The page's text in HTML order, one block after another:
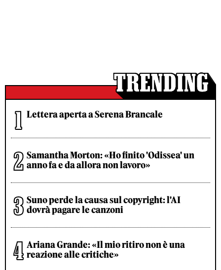
Lettera aperta a Serena Brancale
Samantha Morton: «Ho finito 'Odissea' un
anno fa e da allora non lavoro»
Suno perde la causa sul copyright: l'AI
dovrà pagare le canzoni
Ariana Grande: «Il mio ritiro non è una
reazione alle critiche»